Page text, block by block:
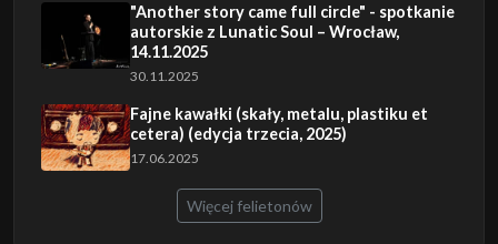
"Another story came full circle" - spotkanie
autorskie z Lunatic Soul – Wrocław,
14.11.2025
30.11.2025
Fajne kawałki (skały, metalu, plastiku et
cetera) (edycja trzecia, 2025)
17.06.2025
Więcej felietonów